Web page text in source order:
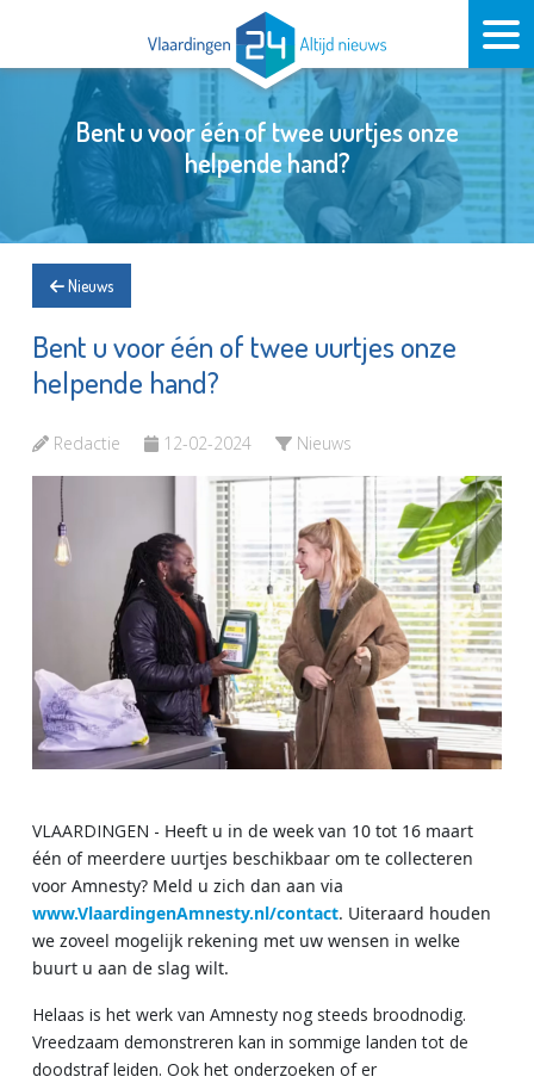
Bent u voor één of twee uurtjes onze
helpende hand?
Nieuws
Bent u voor één of twee uurtjes onze
helpende hand?
Redactie 12-02-2024 Nieuws
VLAARDINGEN - Heeft u in de week van 10 tot 16 maart
één of meerdere uurtjes beschikbaar om te collecteren
voor Amnesty? Meld u zich dan aan via
www.VlaardingenAmnesty.nl/contact. Uiteraard houden
we zoveel mogelijk rekening met uw wensen in welke
buurt u aan de slag wilt.
Helaas is het werk van Amnesty nog steeds broodnodig.
Vreedzaam demonstreren kan in sommige landen tot de
doodstraf leiden. Ook het onderzoeken of er